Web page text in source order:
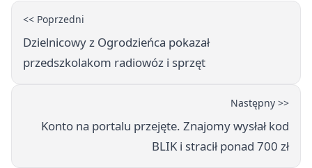
<< Poprzedni
Dzielnicowy z Ogrodzieńca pokazał
przedszkolakom radiowóz i sprzęt
Następny >>
Konto na portalu przejęte. Znajomy wysłał kod
BLIK i stracił ponad 700 zł